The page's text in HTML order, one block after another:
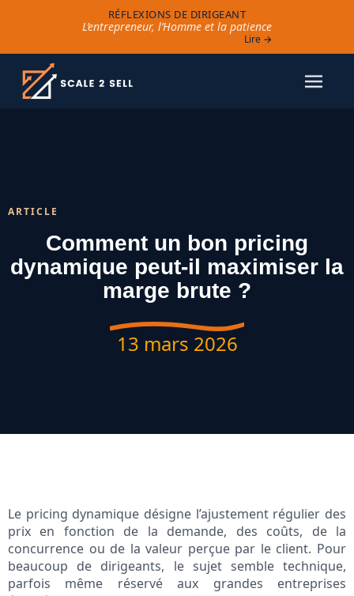
RÉFLEXIONS DE DIRIGEANT
L’entrepreneur, l’Homme et la patience
Lire →
ARTICLE
Comment un bon pricing
dynamique peut-il maximiser la
marge brute ?
13 mars 2026
Le pricing dynamique désigne l’ajustement régulier des
prix en fonction de la demande, des coûts, de la
concurrence ou de la valeur perçue par le client. Pour
beaucoup de dirigeants, le sujet semble technique,
parfois même réservé aux grandes entreprises